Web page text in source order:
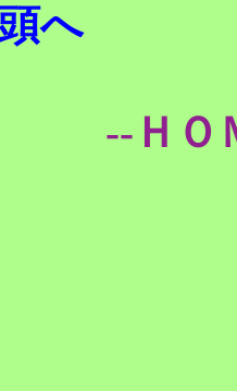
へ
--ＨＯ